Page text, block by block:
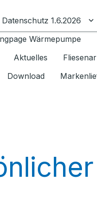
für Ratgeber
Datenschutz 1.6.2026
Wärmepumpe
Aktuelles
Download